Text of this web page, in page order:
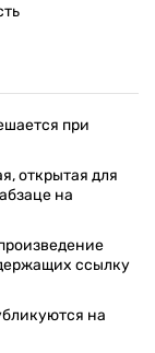
при
открытая для
на
ссылку
на